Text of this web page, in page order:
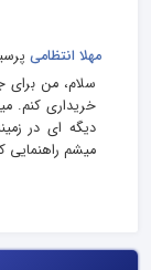
مهلا انتظامی
سلام، من برای
خریداری کنم.
دیگه ای در
میشم راهنمایی